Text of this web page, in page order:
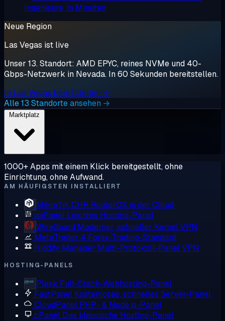
Ingenieure, in Minuten
Neue Region
Las Vegas ist live
Unser 13. Standort: AMD EPYC, reines NVMe und 40-
Gbps-Netzwerk in Nevada. In 60 Sekunden bereitstellen.
In Las Vegas bereitstellen →
Alle 13 Standorte ansehen →
1000+ Apps mit einem Klick bereitgestellt, ohne
Einrichtung, ohne Aufwand.
AM HÄUFIGSTEN INSTALLIERT
MikroTik CHR RouterOS in der Cloud
aaPanel Leichtes Hosting-Panel
WireGuard Moderner, schneller Kernel VPN
MetaTrader 4 Forex-Trading-Standard
Hiddify Manager Multi-Protokoll-Panel VPN
HOSTING-PANELS
Plesk Full-Stack-Webhosting-Panel
FastPanel Kostenloses, schnelles Server-Panel
CloudPanel PHP- & Node.js-Panel
cPanel Das klassische Hosting-Panel